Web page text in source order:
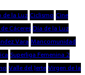
la Luz Ciclismo Cine
Cáceres Día de la Luz
Vara Mancomunidad
Superliga Femenina 2
Valle del Jerte Virgen de la